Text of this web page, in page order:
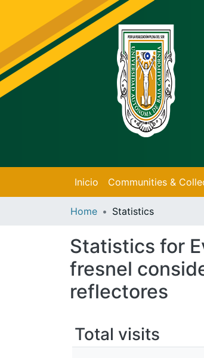
Inicio Communities &
Home Statistics
Statistics for
fresnel
reflectores
Total visits